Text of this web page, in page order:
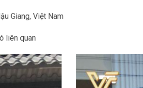
Giang, Việt Nam
liên quan